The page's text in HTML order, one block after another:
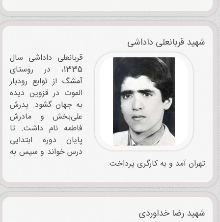
شهید قربانعلی داداشی
قربانعلی داداشی سال
1335، در روستای
آمشگ از توابع رودبار
الموت در قزوین دیده
به جهان گشود. پدرش
علی‌‌بخش و مادرش
فاطمه نام داشت. تا
پایان دوره ابتدایی
درس خواند و سپس به
تهران آمد و به کارگری پرداخت.
شهید رضا خداوردی